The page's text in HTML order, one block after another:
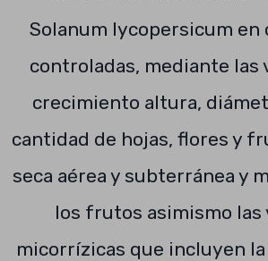
Solanum lycopersicum en
controladas, mediante las
crecimiento altura,
cantidad de hojas, flores y
seca aérea y subterránea y
los frutos asimismo las
micorrízicas que incluyen